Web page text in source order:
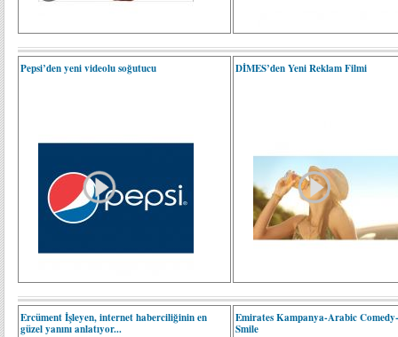
Pepsi’den yeni videolu soğutucu DİMES’den Yeni Reklam Filmi
Ercüment İşleyen, internet haberciliğinin en
güzel yanını anlatıyor...
Emirates Kampanya-Arabic
Smile